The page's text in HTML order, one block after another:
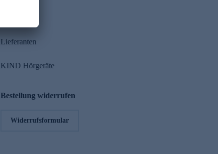
Lieferanten
KIND Hörgeräte
Bestellung widerrufen
Widerrufsformular